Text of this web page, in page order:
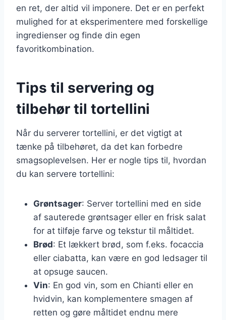
en ret, der altid vil imponere. Det er en perfekt
mulighed for at eksperimentere med forskellige
ingredienser og finde din egen
favoritkombination.
Tips til servering og
tilbehør til tortellini
Når du serverer tortellini, er det vigtigt at
tænke på tilbehøret, da det kan forbedre
smagsoplevelsen. Her er nogle tips til, hvordan
du kan servere tortellini:
Grøntsager: Server tortellini med en side
af sauterede grøntsager eller en frisk salat
for at tilføje farve og tekstur til måltidet.
Brød: Et lækkert brød, som f.eks. focaccia
eller ciabatta, kan være en god ledsager til
at opsuge saucen.
Vin: En god vin, som en Chianti eller en
hvidvin, kan komplementere smagen af
retten og gøre måltidet endnu mere